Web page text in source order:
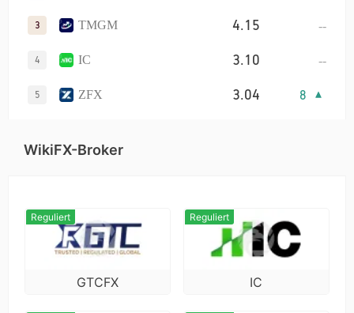
3 TMGM 4.15 --
4 IC 3.10 --
5 ZFX 3.04 8
vantage 1.05 3
WikiFX-Broker
Reguliert
GTCFX
Reguliert
IC